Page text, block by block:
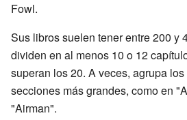
Fowl.
Sus libros suelen tener entre 200 y
dividen en al menos 10 o 12
superan los 20. A veces, agrupa
secciones más grandes, como en
"Airman".